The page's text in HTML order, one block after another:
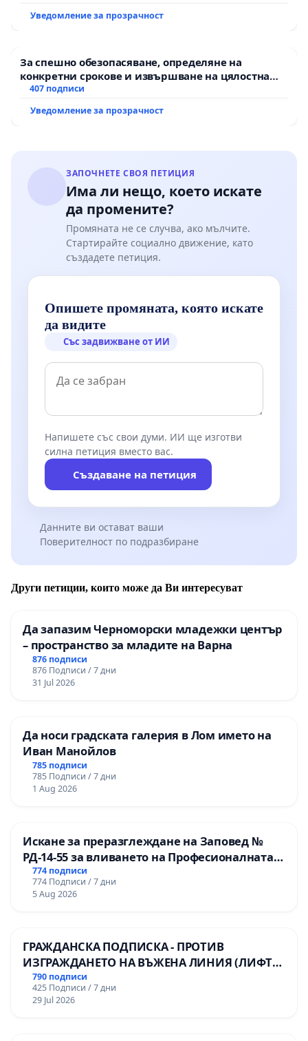
Уведомление за прозрачност
За спешно обезопасяване, определяне на
конкретни срокове и извършване на цялостна
рехабилитация на републиканския път между
Мирово - к.к. Момин проход
407 подписи
Уведомление за прозрачност
ЗАПОЧНЕТЕ СВОЯ ПЕТИЦИЯ
Има ли нещо, което искате
да промените?
Промяната не се случва, ако мълчите.
Стартирайте социално движение, като
създадете петиция.
Опишете промяната, която искате
да видите
Със задвижване от ИИ
Напишете със свои думи. ИИ ще изготви
силна петиция вместо вас.
Създаване на петиция
Данните ви остават ваши
Поверителност по подразбиране
Други петиции, които може да Ви интересуват
Да запазим Черноморски младежки център
– пространство за младите на Варна
876 подписи
876 Подписи / 7 дни
31 Jul 2026
Да носи градската галерия в Лом името на
Иван Манойлов
785 подписи
785 Подписи / 7 дни
1 Aug 2026
Искане за преразглеждане на Заповед №
РД-14-55 за вливането на Професионалната
гимназия по промишлени технологии в
Професионалната гимназия по икономика и
мениджмънт – гр. Пазарджик
774 подписи
774 Подписи / 7 дни
5 Aug 2026
ГРАЖДАНСКА ПОДПИСКА - ПРОТИВ
ИЗГРАЖДАНЕТО НА ВЪЖЕНА ЛИНИЯ (ЛИФТ)
НА ТЕРИТОРИЯТА НА ПРИРОДНА
ЗАБЕЛЕЖИТЕЛНОСТ „ХЪЛМ НА
ОСВОБОДИТЕЛИТЕ“ (БУНАРДЖИК)
790 подписи
425 Подписи / 7 дни
29 Jul 2026